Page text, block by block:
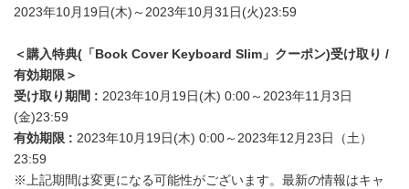
2023年10月19日(木)～2023年10月31日(火)23:59
＜購入特典( 「 Book Cover Keyboard Slim 」クーポン)受け取り /
有効期限＞
受け取り期間 : 2023年10月19日(木) 0:00～2023年11月3日
(金)23:59
有効期限 : 2023年10月19日(木) 0:00～2023年12月23日（土）
23:59
※上記期間は変更になる可能性がございます。最新の情報はキャ